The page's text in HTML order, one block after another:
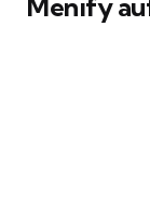
Menify